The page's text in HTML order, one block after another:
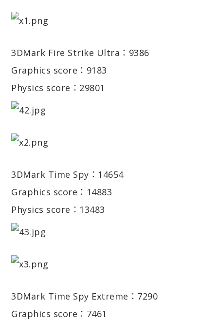
3DMark Fire Strike Ultra：9386
Graphics score：9183
Physics score：29801
3DMark Time Spy：14654
Graphics score：14883
Physics score：13483
3DMark Time Spy Extreme：7290
Graphics score：7461